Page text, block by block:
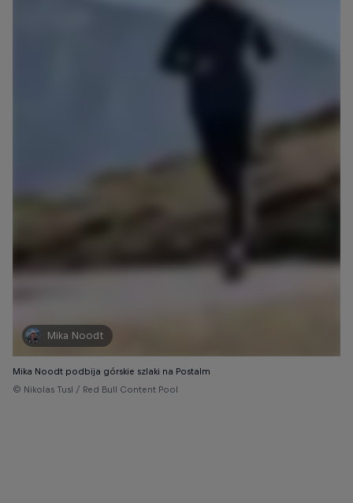
Mika Noodt
Mika Noodt podbija górskie szlaki na Postalm
© Nikolas Tusl / Red Bull Content Pool